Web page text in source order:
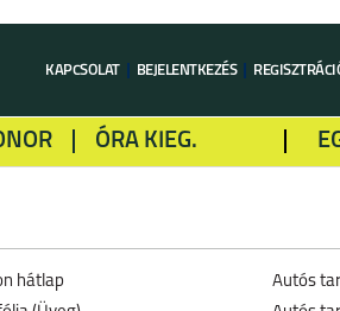
KAPCSOLAT BEJELENTKEZÉS
ÓRA KIEG.
hátlap
Autós